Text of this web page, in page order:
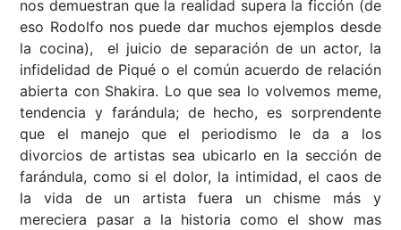
nos demuestran que la realidad supera la ficción (de
eso Rodolfo nos puede dar muchos ejemplos desde
la cocina), el juicio de separación de un actor, la
infidelidad de Piqué o el común acuerdo de relación
abierta con Shakira. Lo que sea lo volvemos meme,
tendencia y farándula; de hecho, es sorprendente
que el manejo que el periodismo le da a los
divorcios de artistas sea ubicarlo en la sección de
farándula, como si el dolor, la intimidad, el caos de
la vida de un artista fuera un chisme más y
mereciera pasar a la historia como el show mas